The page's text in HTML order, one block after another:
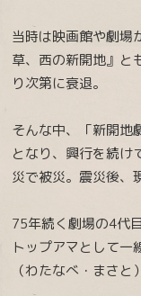
当時は映画館や劇場
草、西の新開地』と
り次第に衰退。
そんな中、「新開地
となり、興行を続け
災で被災。震災後、
75年続く劇場の4代
トップアマとして一
（わたなべ・まさと